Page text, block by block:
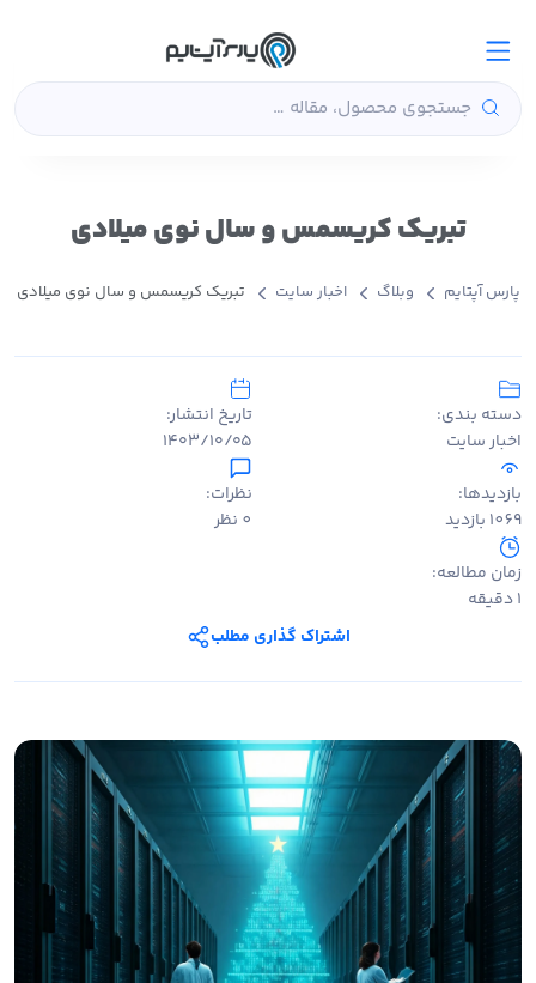
تبریک کریسمس و سال نوی میلادی
پارس آپتایم وبلاگ اخبار سایت تبریک کریسمس و سال نوی میلادی
دسته بندی:
اخبار سایت
تاریخ انتشار:
۱۴۰۳/۱۰/۰۵
بازدیدها:
1069 بازدید
نظرات:
0 نظر
زمان مطالعه:
1 دقیقه
اشتراک گذاری مطلب